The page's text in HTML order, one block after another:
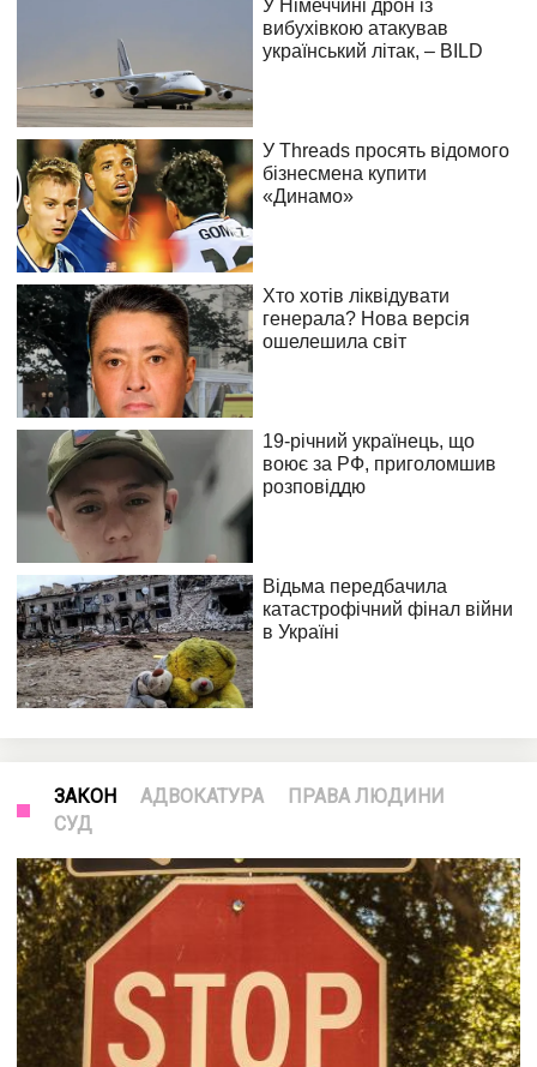
ЗАКОН АДВОКАТУРА
ПРАВА ЛЮДИНИ
СУД